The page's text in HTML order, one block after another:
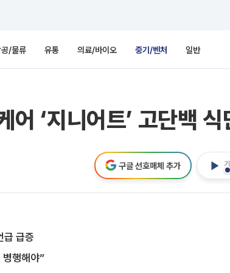
/물류 유통 의료/바이오 중기/벤처 일반
어 ‘지니어트’ 고단백
구글 선호매체 추가
급 급증
행해야”